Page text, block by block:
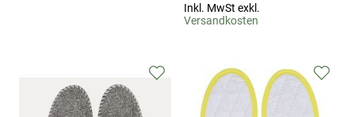
Inkl. MwSt exkl.
Versandkosten
Zur
Wunschliste
Zur